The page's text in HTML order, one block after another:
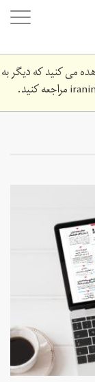
می کنید که دیگر به
مراجعه کنید.